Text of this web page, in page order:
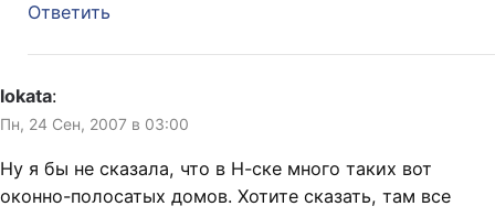
Ответить
lokata:
Пн, 24 Сен, 2007 в 03:00
Ну я бы не сказала, что в Н-ске много таких вот
оконно-полосатых домов. Хотите сказать, там все